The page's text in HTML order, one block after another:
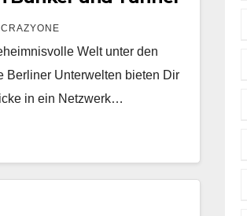
CRAZYONE
Welt unter den
Berliner Unterwelten bieten Dir
in ein Netzwerk…